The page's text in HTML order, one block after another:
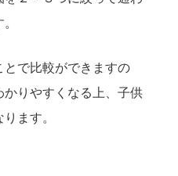
とで比較ができますの
りやすくなる上、子供
ます。